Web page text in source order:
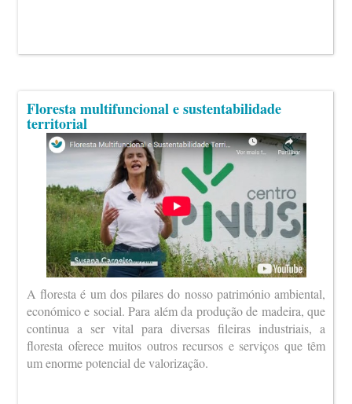
Floresta multifuncional e sustentabilidade
territorial
A floresta é um dos pilares do nosso património ambiental,
económico e social. Para além da produção de madeira, que
continua a ser vital para diversas fileiras industriais, a
floresta oferece muitos outros recursos e serviços que têm
um enorme potencial de valorização.